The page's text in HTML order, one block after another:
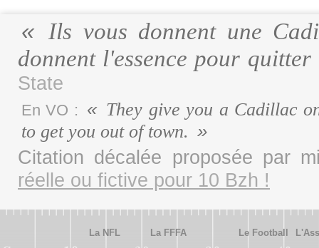
Ils vous donnent une
donnent l'essence pour
State
En VO :
They give you a Cadillac
to get you out of town.
Citation décalée proposée par
réelle ou fictive pour 10 Bzh !
La NFL
La FFFA
Le Football